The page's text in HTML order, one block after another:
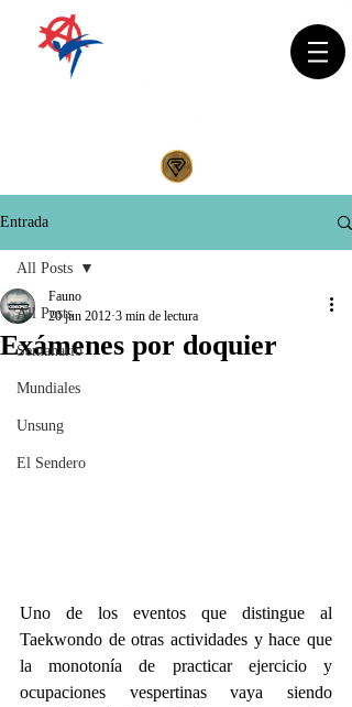
Entrada
All Posts
Semanario
Mundiales
Unsung
El Sendero
All Posts
Exámenes por doquier
Fauno
20 jun 2012 3 min de lectura
Uno de los eventos que distingue al
Taekwondo de otras actividades y hace que
la monotonía de practicar ejercicio y
ocupaciones vespertinas vaya siendo